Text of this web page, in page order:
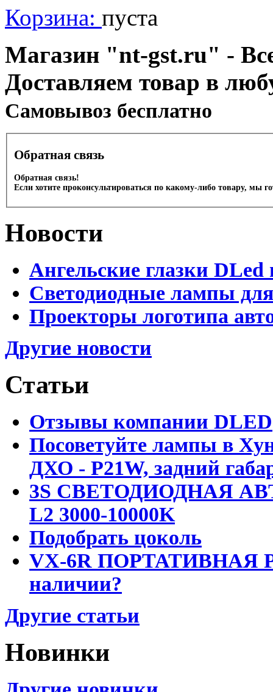
Корзина: пуста
Магазин "nt-gst.ru" -
Доставляем товар в
Cамовывоз бесплатно
Обратная связь
Обратная связь!
Если хотите проконсультироваться по какому-либо товару, мы
Новости
Ангельские глазки DLed
Светодиодные лампы
Проекторы логотипа
Другие новости
Статьи
Отзывы компании DLED
Посоветуйте лампы в
ДХО - P21W, задний
3S СВЕТОДИОДНАЯ
L2 3000-10000K
Подобрать цоколь
VX-6R ПОРТАТИВНАЯ
наличии?
Другие статьи
Новинки